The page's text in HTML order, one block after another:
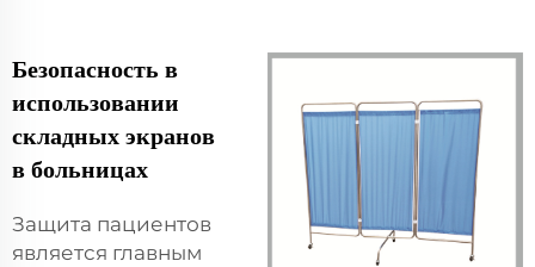
Безопасность в
использовании
складных экранов
в больницах
Защита пациентов
является главным